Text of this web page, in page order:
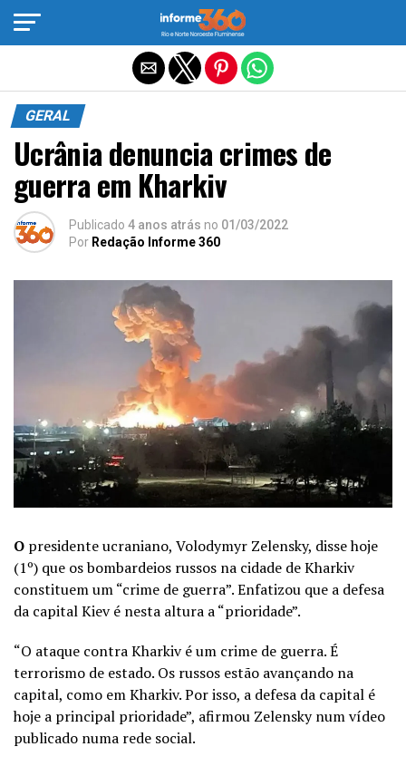
GERAL
Ucrânia denuncia crimes de
guerra em Kharkiv
Publicado 4 anos atrás no 01/03/2022
Por Redação Informe 360
O presidente ucraniano, Volodymyr Zelensky, disse hoje
(1º) que os bombardeios russos na cidade de Kharkiv
constituem um “crime de guerra”. Enfatizou que a defesa
da capital Kiev é nesta altura a “prioridade”.
“O ataque contra Kharkiv é um crime de guerra. É
terrorismo de estado. Os russos estão avançando na
capital, como em Kharkiv. Por isso, a defesa da capital é
hoje a principal prioridade”, afirmou Zelensky num vídeo
publicado numa rede social.
Sair da versão mobile